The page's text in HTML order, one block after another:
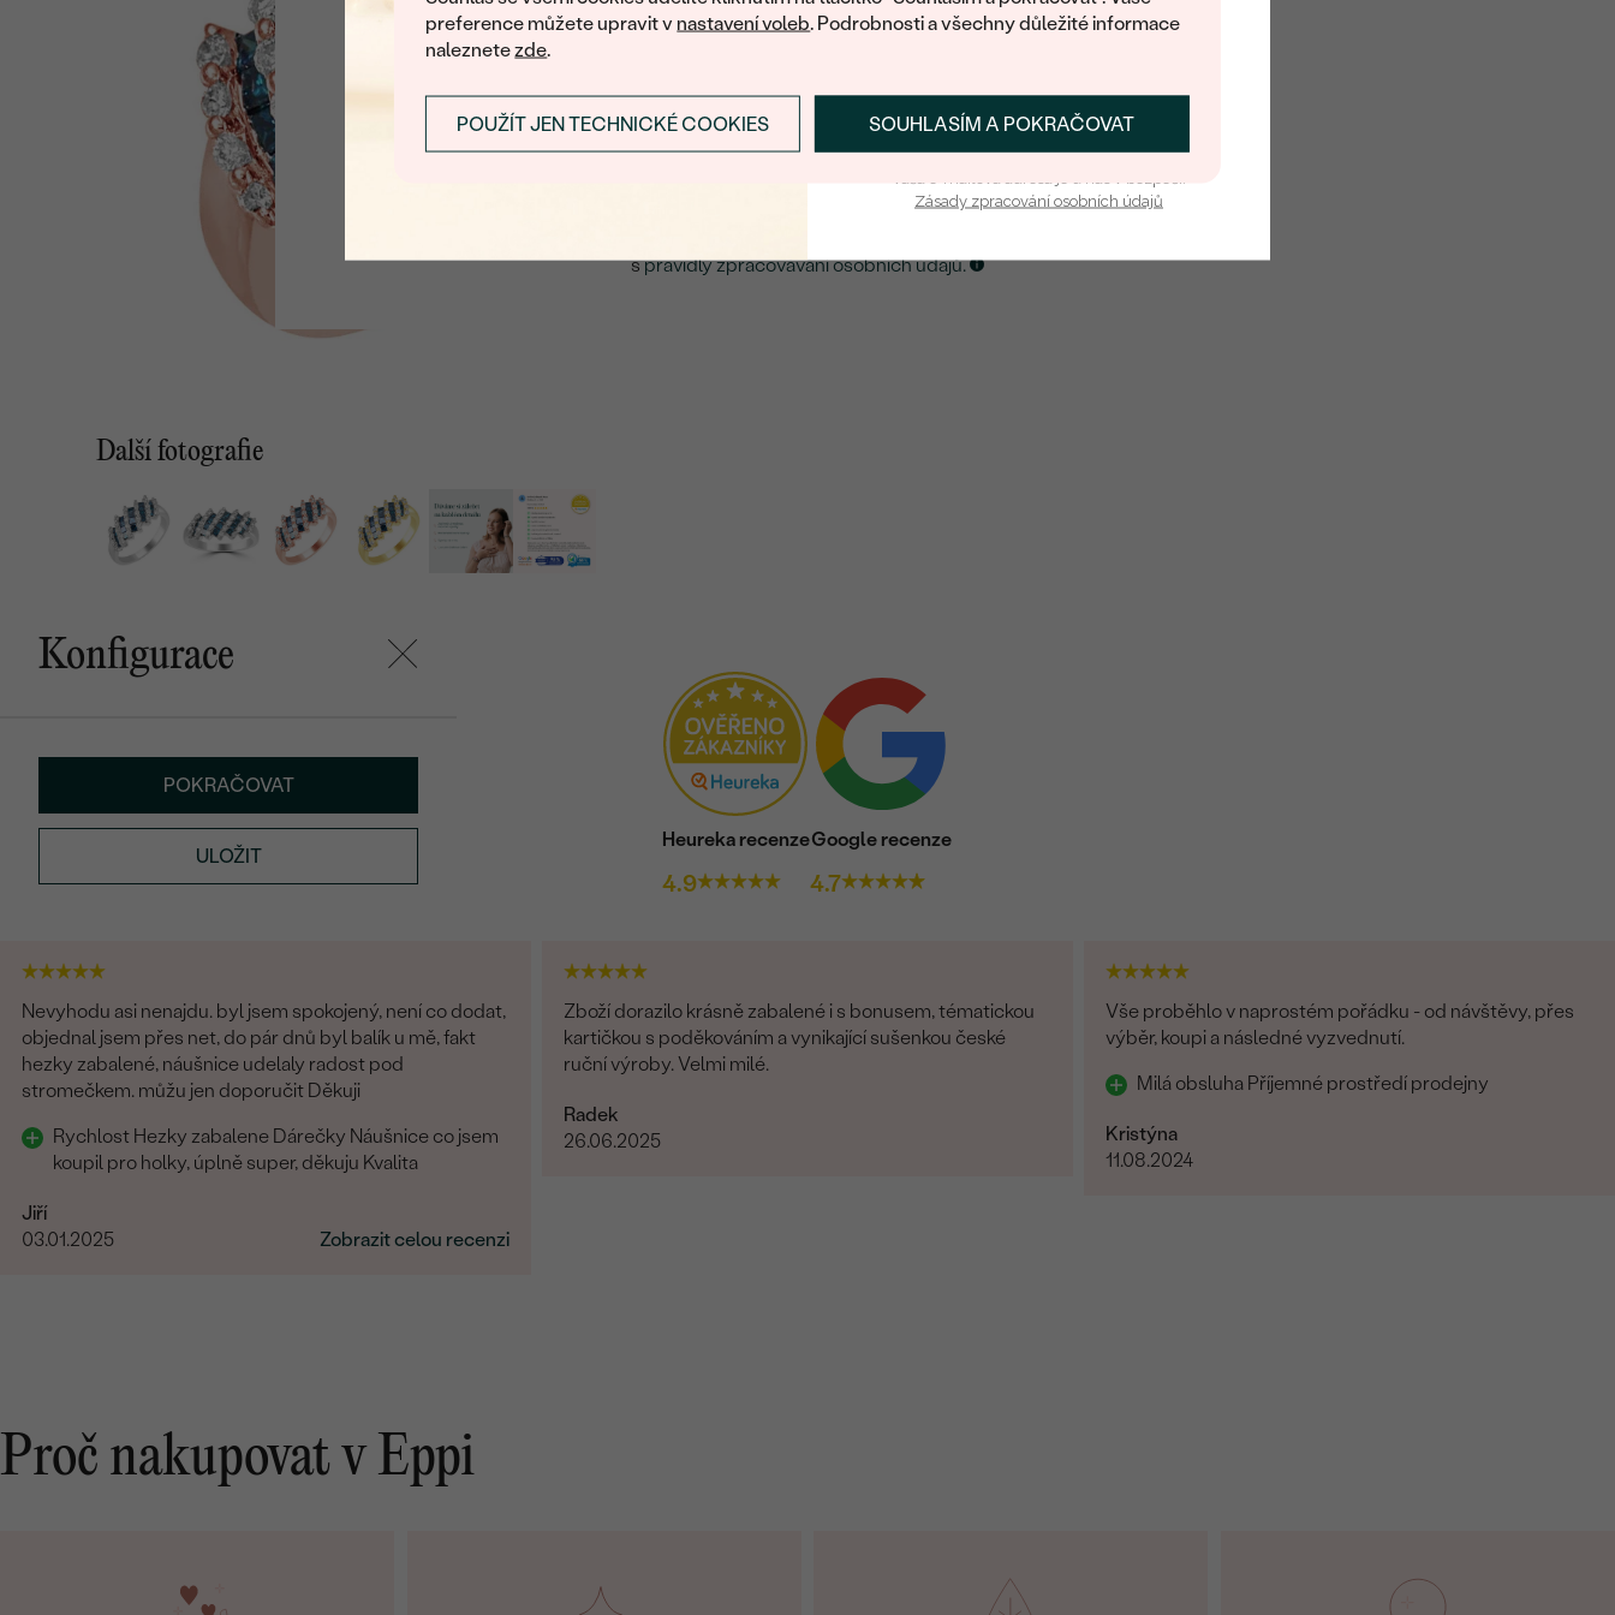
preference můžete upravit v nastavení voleb. Podrobnosti a všechny důležité informace
naleznetezde.
SOUHLASÍM A POKRAČOVAT
POUŽÍT JEN TECHNICKÉ COOKIES
Další fotografie
Konfigurace
POKRAČOVAT
ULOŽIT
Heureka recenze
4.9
Google recenze
4.7
Nevyhodu asi nenajdu. byl jsem spokojený, není co dodat,
objednal jsem přes net, do pár dnů byl balík u mě, fakt
hezky zabalené, náušnice udelaly radost pod
stromečkem. můžu jen doporučit Děkuji
Rychlost Hezky zabalene Dárečky Náušnice co jsem
koupil pro holky, úplně super, děkuju Kvalita
Jiří
03.01.2025
Zobrazit celou recenzi
Zboží dorazilo krásně zabalené i s bonusem, tématickou
kartičkou s poděkováním a vynikající sušenkou české
ruční výroby. Velmi milé.
Radek
26.06.2025
Vše proběhlo v naprostém pořádku - od návštěvy, přes
výběr, koupi a následné vyzvednutí.
Milá obsluha Příjemné prostředí prodejny
Kristýna
11.08.2024
Proč nakupovat v Eppi
ZASLAT UPOZORNĚNÍ NA TENTO
spravidly zpracovávání osobních údajů.
PŘIHLÁSIT SE A ZÍSKAT SLEVU
Zásady zpracování osobních údajů